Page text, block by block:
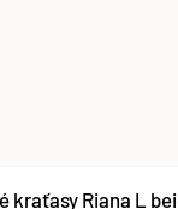
kraťasy Riana L